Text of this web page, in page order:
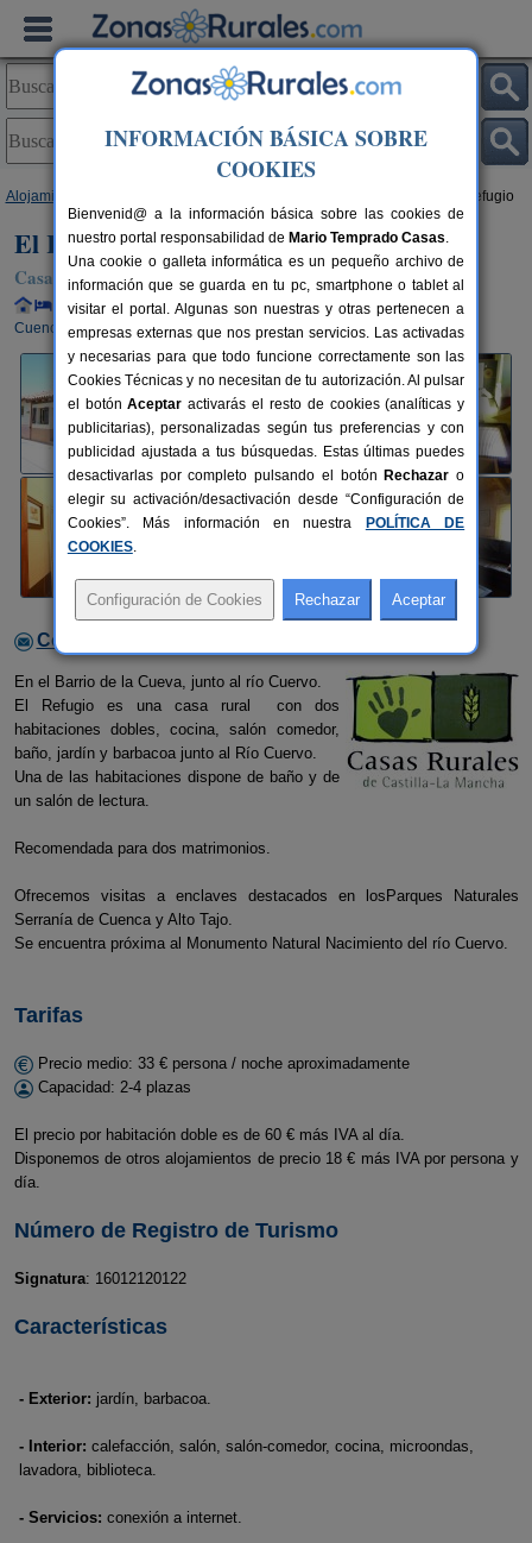
Alojamientos > El Refugio
El Refugio
Casa Rural en Vega del Codorno (Cuenca)
Alquiler completo y por habitaciones 2-4 plazas
80 km de
Cuenca
Contactar con el alojamiento
En el Barrio de la Cueva, junto al río Cuervo.
El Refugio es una casa rural con dos
habitaciones dobles, cocina, salón comedor,
baño, jardín y barbacoa junto al Río Cuervo.
Una de las habitaciones dispone de baño y de
un salón de lectura.
Recomendada para dos matrimonios.
Ofrecemos visitas a enclaves destacados en losParques Naturales
Serranía de Cuenca y Alto Tajo.
Se encuentra próxima al Monumento Natural Nacimiento del río Cuervo.
Tarifas
Precio medio: 33 € persona / noche aproximadamente
Capacidad: 2-4 plazas
El precio por habitación doble es de 60 € más IVA al día.
Disponemos de otros alojamientos de precio 18 € más IVA por persona y
día.
Número de Registro de Turismo
Signatura: 16012120122
Características
- Exterior: jardín, barbacoa.
- Interior: calefacción, salón, salón-comedor, cocina, microondas,
lavadora, biblioteca.
- Servicios: conexión a internet.
INFORMACIÓN BÁSICA SOBRE
COOKIES
Bienvenid@ a la información básica sobre las cookies de
nuestro portal responsabilidad de Mario Temprado Casas.
Una cookie o galleta informática es un pequeño archivo de
información que se guarda en tu pc, smartphone o tablet al
visitar el portal. Algunas son nuestras y otras pertenecen a
empresas externas que nos prestan servicios. Las activadas
y necesarias para que todo funcione correctamente son las
Cookies Técnicas y no necesitan de tu autorización. Al pulsar
el botónAceptar activarás el resto de cookies (analíticas y
publicitarias), personalizadas según tus preferencias y con
publicidad ajustada a tus búsquedas. Estas últimas puedes
desactivarlas por completo pulsando el botón Rechazar o
elegir su activación/desactivación desde “Configuración de
Cookies”. Más información en nuestra
POLÍTICA DE
COOKIES.